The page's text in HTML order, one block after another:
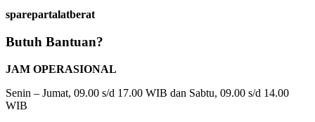
sparepartalatberat
Butuh Bantuan?
JAM OPERASIONAL
Senin – Jumat, 09.00 s/d 17.00 WIB dan Sabtu, 09.00 s/d 14.00
WIB